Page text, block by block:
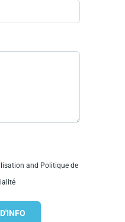
and Politique de